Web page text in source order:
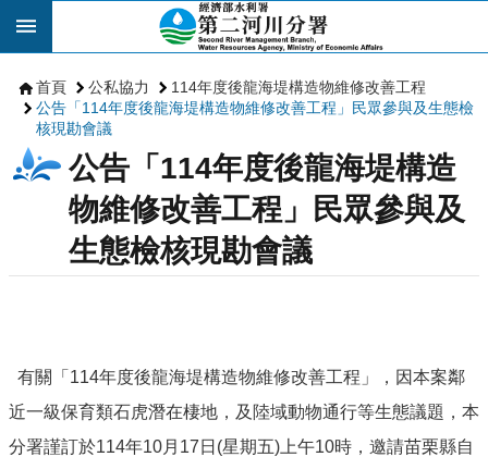
跳到主要內容區塊
首頁 公私協力
114年度後龍海堤構造物維修改善工程
公告「114年度後龍海堤構造物維修改善工程」民眾參與及生態檢
核現勘會議
公告「114年度後龍海堤構造
物維修改善工程」民眾參與及
生態檢核現勘會議
有關「114年度後龍海堤構造物維修改善工程」，因本案鄰
近一級保育類石虎潛在棲地，及陸域動物通行等生態議題，本
分署謹訂於114年10月17日(星期五)上午10時，邀請苗栗縣自